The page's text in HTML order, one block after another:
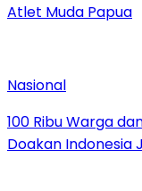
Atlet Muda Papua
Nasional
100 Ribu Warga
Doakan Indonesia